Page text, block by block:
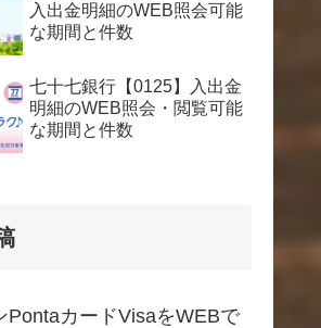
入出金明細のWEB照会可能
な期間と件数
七十七銀行【0125】入出金
明細のWEB照会・閲覧可能
な期間と件数
PontaカードVisaをWEBで